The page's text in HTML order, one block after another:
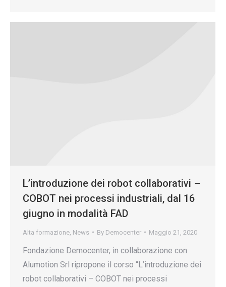
L’introduzione dei robot collaborativi –
COBOT nei processi industriali, dal 16
giugno in modalità FAD
Alta formazione News By Democenter Maggio 21, 2020
Fondazione Democenter, in collaborazione con
Alumotion Srl ripropone il corso “L’introduzione dei
robot collaborativi – COBOT nei processi